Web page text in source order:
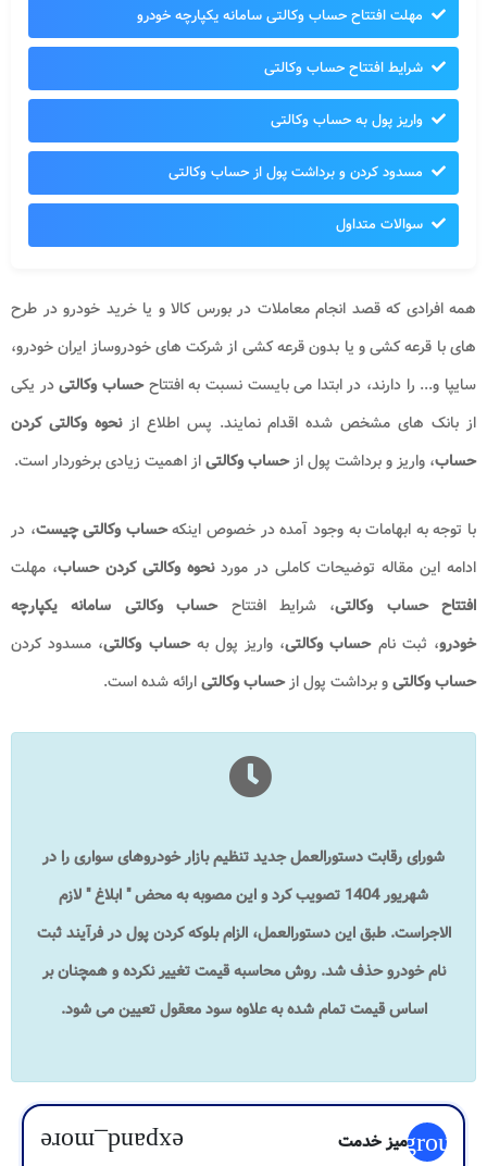
مهلت افتتاح حساب وکالتی سامانه یکپارچه خودرو
شرایط افتتاح حساب وکالتی
واریز پول به حساب وکالتی
مسدود کردن و برداشت پول از حساب وکالتی
سوالات متداول
همه افرادی که قصد انجام معاملات در بورس کالا و یا خرید خودرو در طرح
های با قرعه کشی و یا بدون قرعه کشی از شرکت های خودروساز ایران خودرو،
سایپا و... را دارند، در ابتدا می بایست نسبت به افتتاححساب وکالتیدر یکی
از بانک های مشخص شده اقدام نمایند. پس اطلاع ازنحوه وکالتی کردن
حساب، واریز و برداشت پول ازحساب وکالتیاز اهمیت زیادی برخوردار است.
با توجه به ابهامات به وجود آمده در خصوص اینکهحساب وکالتی چیست، در
ادامه این مقاله توضیحات کاملی در موردنحوه وکالتی کردن حساب، مهلت
افتتاح حساب وکالتی، شرایط افتتاححساب وکالتی سامانه یکپارچه
خودرو، ثبت نامحساب وکالتی، واریز پول بهحساب وکالتی، مسدود کردن
حساب وکالتیو برداشت پول ازحساب وکالتیارائه شده است.
شورای رقابت دستورالعمل جدید تنظیم بازار خودروهای سواری را در
شهریور 1404 تصویب کرد و این مصوبه به محض " ابلاغ " لازم
الاجراست. طبق این دستورالعمل، الزام بلوکه کردن پول در فرآیند ثبت
نام خودرو حذف شد. روش محاسبه قیمت تغییر نکرده و همچنان بر
اساس قیمت تمام شده به علاوه سود معقول تعیین می شود.
groupمیز خدمت expand_more